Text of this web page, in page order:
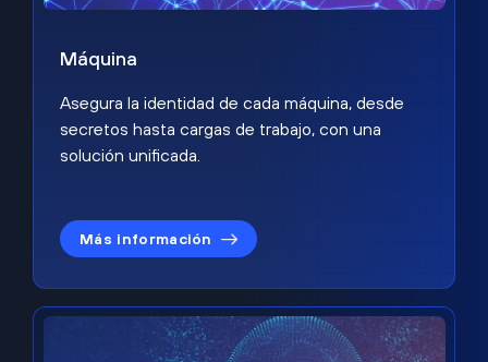
Máquina
Asegura la identidad de cada máquina, desde
secretos hasta cargas de trabajo, con una
solución unificada.
Más información